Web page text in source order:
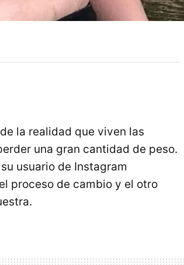
la realidad que viven las
una gran cantidad de peso.
usuario de Instagram
proceso de cambio y el otro